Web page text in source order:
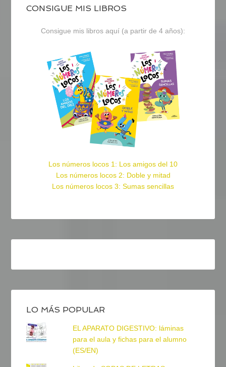
CONSIGUE MIS LIBROS
Consigue mis libros aquí (a partir de 4 años):
Los números locos 1: Los amigos del 10
Los números locos 2: Doble y mitad
Los números locos 3: Sumas sencillas
LO MÁS POPULAR
EL APARATO DIGESTIVO: láminas
para el aula y fichas para el alumno
(ES/EN)